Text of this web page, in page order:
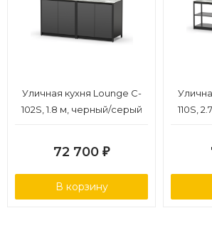
Уличная кухня Lounge C-
102S, 1.8 м, черный/серый
72 700 ₽
В корзину
110S,